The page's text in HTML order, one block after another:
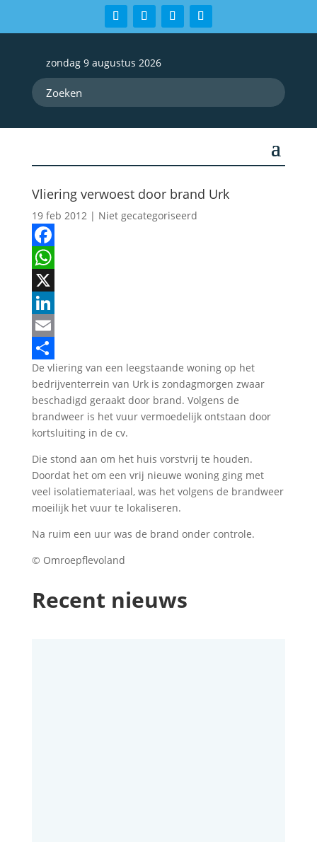
zondag 9 augustus 2026
Vliering verwoest door brand Urk
19 feb 2012| Niet gecategoriseerd
Facebook
WhatsApp
X
LinkedIn
Email
Delen
De vliering van een leegstaande woning op het
bedrijventerrein van Urk is zondagmorgen zwaar
beschadigd geraakt door brand. Volgens de
brandweer is het vuur vermoedelijk ontstaan door
kortsluiting in de cv.
Die stond aan om het huis vorstvrij te houden.
Doordat het om een vrij nieuwe woning ging met
veel isolatiemateriaal, was het volgens de brandweer
moeilijk het vuur te lokaliseren.
Na ruim een uur was de brand onder controle.
© Omroepflevoland
Recent nieuws